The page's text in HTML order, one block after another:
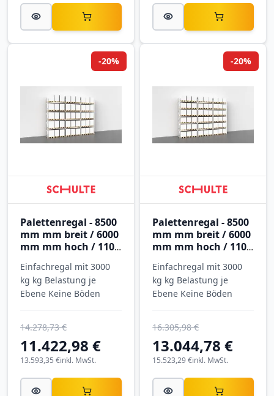
Palettenregal - 8500
mm mm breit / 6000
mm mm hoch / 1100
Ebenen
Einfachregal mit 3000
kg kg Belastung je
Ebene Keine Böden
11.422,98 €
14.278,73 €
-20%
inkl. MwSt.
13.593,35 €
Palettenregal - 8500
mm mm breit / 6000
mm mm hoch / 1100
Ebenen
Einfachregal mit 3000
kg kg Belastung je
Ebene Keine Böden
13.044,78 €
16.305,98 €
-20%
inkl. MwSt.
15.523,29 €